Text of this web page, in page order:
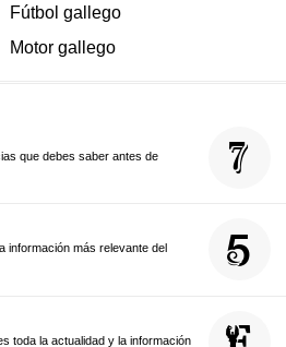
Fútbol gallego
Motor gallego
que debes saber antes de
información más relevante del
toda la actualidad y la información